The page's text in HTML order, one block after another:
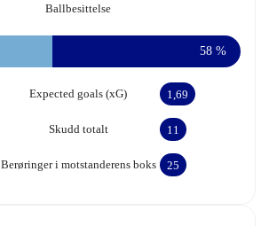
Ballbesittelse
58 %
Expected goals (xG) 1,69
Skudd totalt 11
Berøringer i motstanderens boks 25